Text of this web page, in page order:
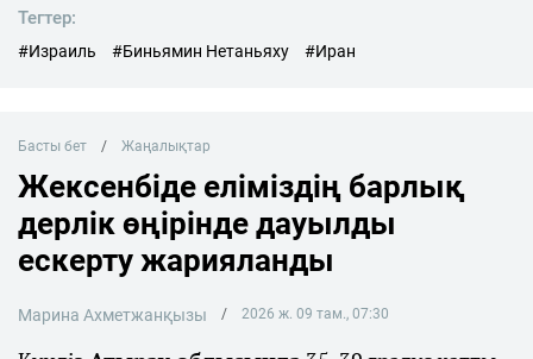
Тегтер:
#Израиль #Биньямин Нетаньяху #Иран
Басты бет Жаңалықтар
Жексенбіде еліміздің барлық
дерлік өңірінде дауылды
ескерту жарияланды
Марина Ахметжанқызы 2026 ж. 09 там., 07:30